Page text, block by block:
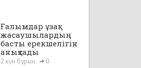
Ғалымдар ұзақ
жасаушылардың
басты ерекшелігін
анықтады
2 күн бұрын 0